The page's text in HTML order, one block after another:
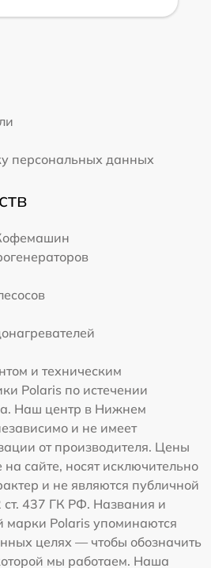
персональных данных
и техническим
Polaris по истечении
Наш центр в Нижнем
и не имеет
от производителя. Цены
сайте, носят исключительно
и не являются публичной
ст. 437 ГК РФ. Названия и
марки Polaris упоминаются
целях — чтобы обозначить
мы работаем. Наша